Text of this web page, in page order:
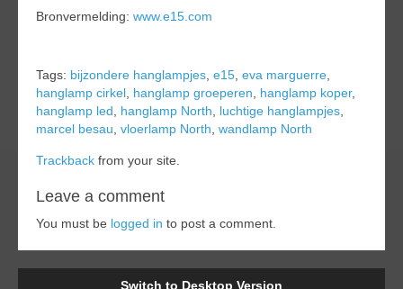
Bronvermelding: www.e15.com
Tags: bijzondere hanglampjes e15 eva marguerre
hanglamp cirkel hanglamp groeperen hanglamp koper,
hanglamp led
hanglamp North luchtige hanglampjes
marcel besau vloerlamp North wandlamp North
Trackback from your site.
Leave a comment
You must be logged in to post a comment.
Switch to Desktop Version